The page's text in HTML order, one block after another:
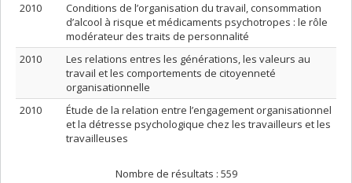
2010
Conditions de l’organisation du travail, consommation
d’alcool à risque et médicaments psychotropes : le rôle
modérateur des traits de personnalité
2010
Les relations entres les générations, les valeurs au
travail et les comportements de citoyenneté
organisationnelle
2010
Étude de la relation entre l’engagement organisationnel
et la détresse psychologique chez les travailleurs et les
travailleuses
Nombre de résultats : 559